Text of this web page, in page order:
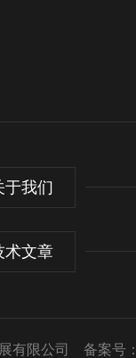
于我们
术文章
有限公司 备案号